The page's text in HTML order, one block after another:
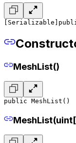
[Serializable]
MeshList()
public MeshList()